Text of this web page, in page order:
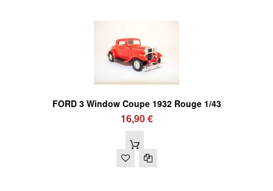
FORD 3 Window Coupe 1932 Rouge 1/43
16,90 €